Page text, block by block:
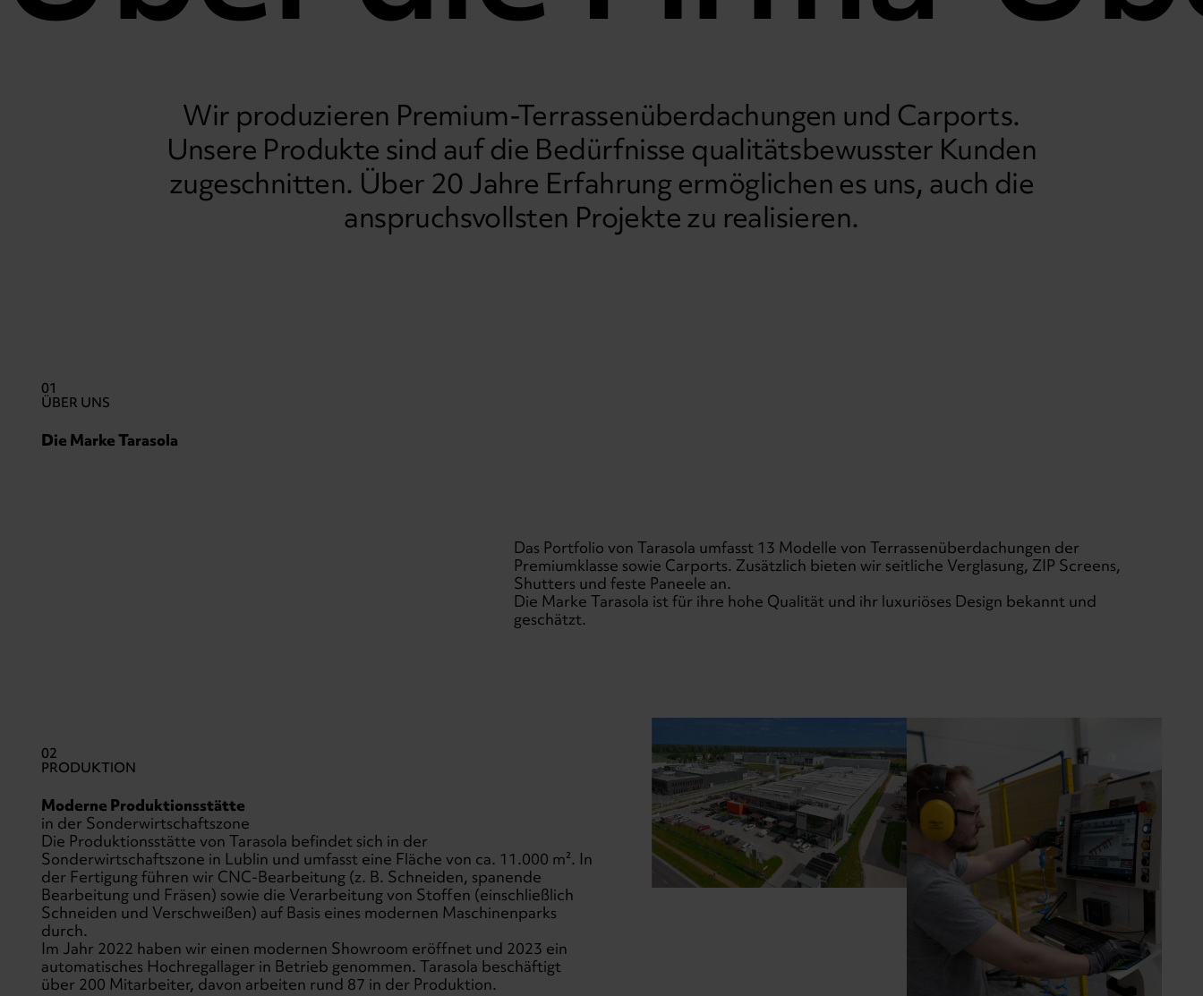
Wir produzieren Premium-Terrassenüberdachungen und Carports.
Unsere Produkte sind auf die Bedürfnisse qualitätsbewusster Kunden
zugeschnitten. Über 20 Jahre Erfahrung ermöglichen es uns, auch die
anspruchsvollsten Projekte zu realisieren.
01
ÜBER UNS
Die Marke Tarasola
Das Portfolio von Tarasola umfasst 13 Modelle von Terrassenüberdachungen der
Premiumklasse sowie Carports. Zusätzlich bieten wir seitliche Verglasung, ZIP Screens,
Shutters und feste Paneele an.
Die Marke Tarasola ist für ihre hohe Qualität und ihr luxuriöses Design bekannt und
geschätzt.
02
PRODUKTION
Moderne Produktionsstätte
in der Sonderwirtschaftszone
Die Produktionsstätte von Tarasola befindet sich in der
Sonderwirtschaftszone in Lublin und umfasst eine Fläche von ca. 11.000 m². In
der Fertigung führen wir CNC-Bearbeitung (z. B. Schneiden, spanende
Bearbeitung und Fräsen) sowie die Verarbeitung von Stoffen (einschließlich
Schneiden und Verschweißen) auf Basis eines modernen Maschinenparks
durch.
Im Jahr 2022 haben wir einen modernen Showroom eröffnet und 2023 ein
automatisches Hochregallager in Betrieb genommen. Tarasola beschäftigt
über 200 Mitarbeiter, davon arbeiten rund 87 in der Produktion.